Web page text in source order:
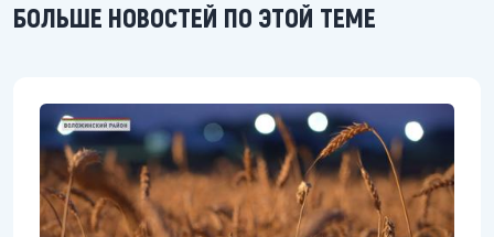
БОЛЬШЕ НОВОСТЕЙ ПО ЭТОЙ ТЕМЕ